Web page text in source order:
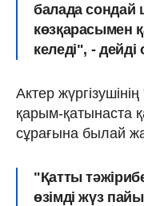
балада сондай
көзқарасымен
келеді", - дейді
Актер
қарым-қатынаста
сұрағына былай
"Қатты
өзімді жүз